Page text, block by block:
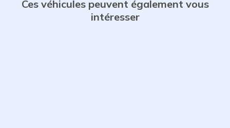
Ces véhicules peuvent également vous
intéresser